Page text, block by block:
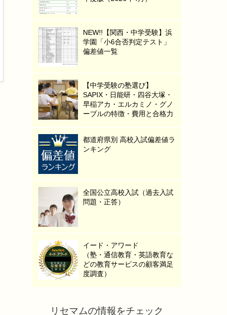
NEW!!【関西・中学受験】浜
学園「小6合否判定テスト」
偏差値一覧
【中学受験の塾選び】
SAPIX・日能研・四谷大塚・
早稲アカ・エルカミノ・グノ
ーブルの特徴・費用と合格力
都道府県別 高校入試偏差値ラ
ンキング
全国公立高校入試（過去入試
問題・正答）
イード・アワード
（塾・通信教育・英語教育な
どの教育サービスの顧客満足
度調査）
リセマムの情報をチェック